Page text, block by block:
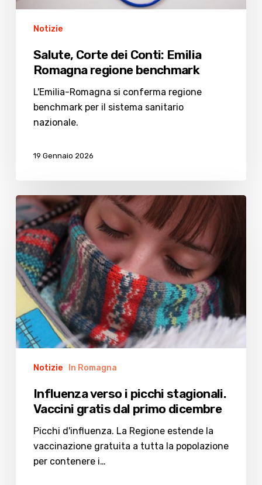
Notizie
Salute, Corte dei Conti: Emilia
Romagna regione benchmark
L'Emilia-Romagna si conferma regione
benchmark per il sistema sanitario
nazionale.
19 Gennaio 2026
Influenza
verso
i
picchi
stagionali.
Vaccini
gratis
primo
dicembre
Notizie In Romagna
Influenza verso i picchi stagionali.
Vaccini gratis dal primo dicembre
Picchi d'influenza. La Regione estende la
vaccinazione gratuita a tutta la popolazione
per contenere i…